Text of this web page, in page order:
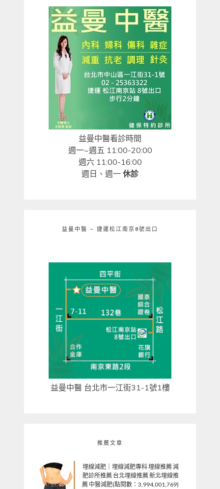
益曼中醫看診時間
週一~週五 11:00-20:00
週六 11:00-16:00
週日、週一 休診
益曼中醫 – 捷運松江南京8號出口
益曼中醫 台北市一江街31-1號1樓
推薦文章
埋線減肥｜埋線減肥專科 埋線推薦 減
肥診所推薦 台北埋線推薦 新北埋線推
薦 中醫減肥(點閱數：3,994,001,769)